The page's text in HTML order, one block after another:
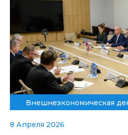
Внешнеэкономическая
8 Апреля 2026